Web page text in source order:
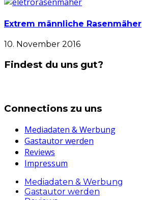
Extrem männliche Rasenmäher
10. November 2016
Findest du uns gut?
Connections zu uns
Mediadaten & Werbung
Gastautor werden
Reviews
Impressum
Mediadaten & Werbung
Gastautor werden